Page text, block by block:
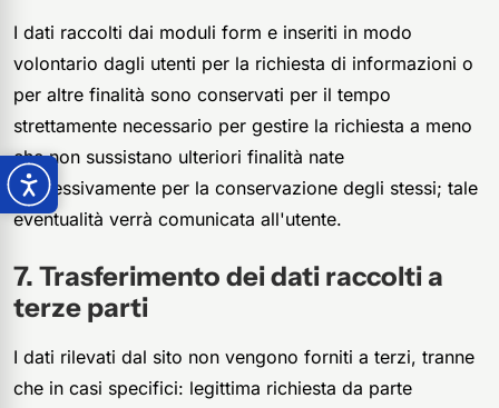
I dati raccolti dai moduli form e inseriti in modo
volontario dagli utenti per la richiesta di informazioni o
per altre finalità sono conservati per il tempo
strettamente necessario per gestire la richiesta a meno
che non sussistano ulteriori finalità nate
successivamente per la conservazione degli stessi; tale
eventualità verrà comunicata all'utente.
Trasferimento dei dati raccolti a
terze parti
I dati rilevati dal sito non vengono forniti a terzi, tranne
che in casi specifici: legittima richiesta da parte